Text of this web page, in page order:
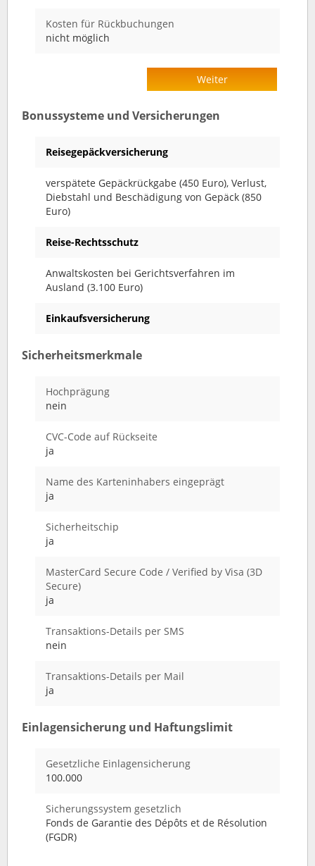
Kosten für Rückbuchungen
nicht möglich
Weiter
Bonussysteme und Versicherungen
Reisegepäckversicherung
verspätete Gepäckrückgabe (450 Euro), Verlust,
Diebstahl und Beschädigung von Gepäck (850
Euro)
Reise-Rechtsschutz
Anwaltskosten bei Gerichtsverfahren im
Ausland (3.100 Euro)
Einkaufsversicherung
Sicherheitsmerkmale
Hochprägung
nein
CVC-Code auf Rückseite
ja
Name des Karteninhabers eingeprägt
ja
Sicherheitschip
ja
MasterCard Secure Code / Verified by Visa (3D
Secure)
ja
Transaktions-Details per SMS
nein
Transaktions-Details per Mail
ja
Einlagensicherung und Haftungslimit
Gesetzliche Einlagensicherung
100.000
Sicherungssystem gesetzlich
Fonds de Garantie des Dépôts et de Résolution
(FGDR)